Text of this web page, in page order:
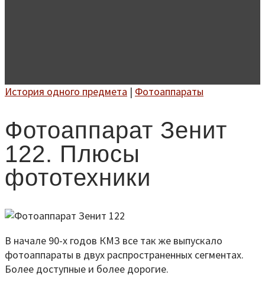
История одного предмета | Фотоаппараты
Фотоаппарат Зенит
122. Плюсы
фототехники
В начале 90-х годов КМЗ все так же выпускало
фотоаппараты в двух распространенных сегментах.
Более доступные и более дорогие.